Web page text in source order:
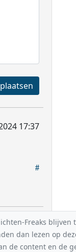
Registreren en plaatsen
17:37
Freaks
dan lezen op
de content en de